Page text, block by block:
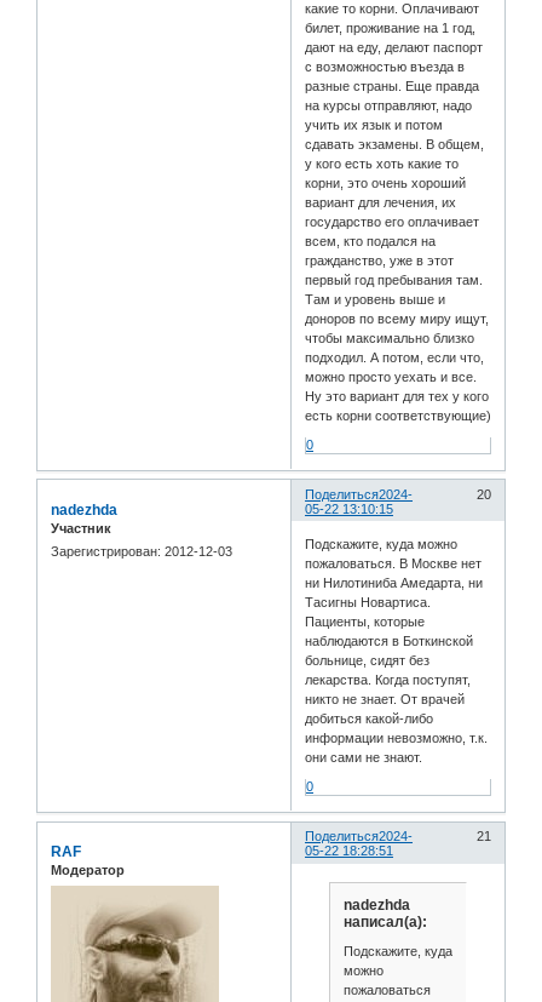
какие то корни. Оплачивают
билет, проживание на 1 год,
дают на еду, делают паспорт
с возможностью въезда в
разные страны. Еще правда
на курсы отправляют, надо
учить их язык и потом
сдавать экзамены. В общем,
у кого есть хоть какие то
корни, это очень хороший
вариант для лечения, их
государство его оплачивает
всем, кто подался на
гражданство, уже в этот
первый год пребывания там.
Там и уровень выше и
доноров по всему миру ищут,
чтобы максимально близко
подходил. А потом, если что,
можно просто уехать и все.
Ну это вариант для тех у кого
есть корни соответствующие)
0
Поделиться 20
2024-
05-22 13:10:15
nadezhda
Участник
Зарегистрирован: 2012-12-03
Подскажите, куда можно
пожаловаться. В Москве нет
ни Нилотиниба Амедарта, ни
Тасигны Новартиса.
Пациенты, которые
наблюдаются в Боткинской
больнице, сидят без
лекарства. Когда поступят,
никто не знает. От врачей
добиться какой-либо
информации невозможно, т.к.
они сами не знают.
0
Поделиться 21
2024-
05-22 18:28:51
RAF
Модератор
nadezhda
написал(а):
Подскажите, куда
можно
пожаловаться